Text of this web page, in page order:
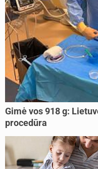
Gimė vos 918 g:
procedūra